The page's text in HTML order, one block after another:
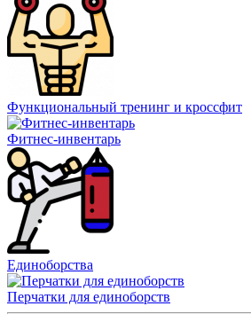
Функциональный тренинг и кроссфит
Фитнес-инвентарь
Единоборства
Перчатки для единоборств